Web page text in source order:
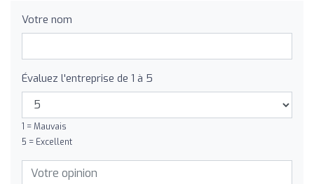
Votre nom
Évaluez l'entreprise de 1 à 5
1 = Mauvais
5 = Excellent